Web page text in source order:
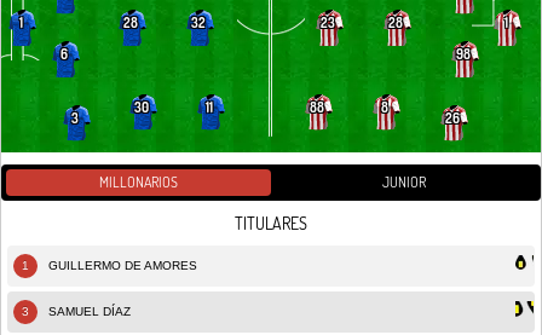
1
6
3
28
30
32
11
1
98
26
28
8
23
88
MILLONARIOS JUNIOR
TITULARES
1 GUILLERMO DE AMORES
3 SAMUEL DÍAZ